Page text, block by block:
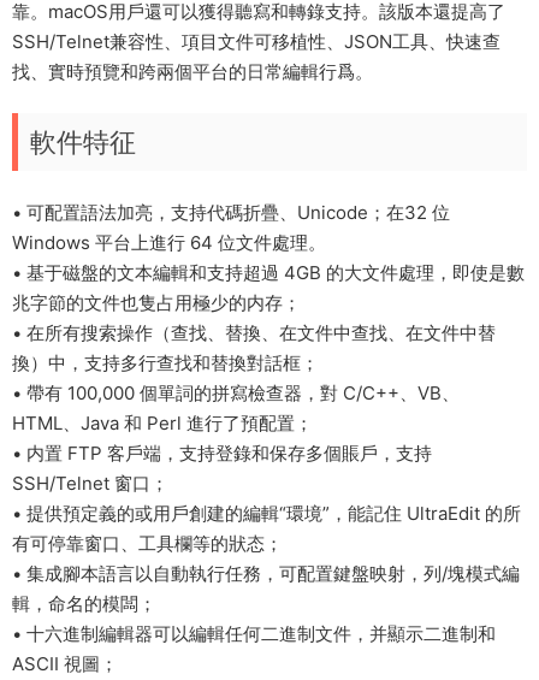
靠。macOS用戶還可以獲得聽寫和轉錄支持。該版本還提高了
SSH/Telnet兼容性、項目文件可移植性、JSON工具、快速查
找、實時預覽和跨兩個平台的日常編輯行爲。
軟件特征
• 可配置語法加亮，支持代碼折疊、Unicode；在32 位
Windows 平台上進行 64 位文件處理。
• 基于磁盤的文本編輯和支持超過 4GB 的大文件處理，即使是數
兆字節的文件也隻占用極少的内存；
• 在所有搜索操作（查找、替換、在文件中查找、在文件中替
換）中，支持多行查找和替換對話框；
• 帶有 100,000 個單詞的拼寫檢查器，對 C/C++、VB、
HTML、Java 和 Perl 進行了預配置；
• 内置 FTP 客戶端，支持登錄和保存多個賬戶，支持
SSH/Telnet 窗口；
• 提供預定義的或用戶創建的編輯“環境”，能記住 UltraEdit 的所
有可停靠窗口、工具欄等的狀态；
• 集成腳本語言以自動執行任務，可配置鍵盤映射，列/塊模式編
輯，命名的模闆；
• 十六進制編輯器可以編輯任何二進制文件，并顯示二進制和
ASCII 視圖；